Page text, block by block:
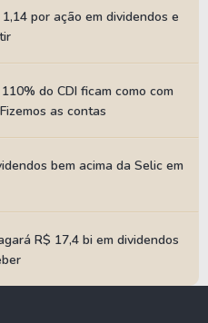
por ação em dividendos e
do CDI ficam como com
as contas
bem acima da Selic em
R$ 17,4 bi em dividendos